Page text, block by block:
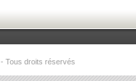
- Tous droits réservés